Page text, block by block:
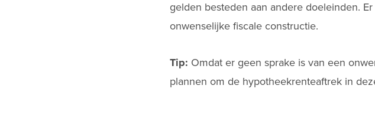
gelden besteden aan andere doeleinden.
onwenselijke fiscale constructie.
Tip: Omdat er geen sprake is van een
plannen om de hypotheekrenteaftrek in